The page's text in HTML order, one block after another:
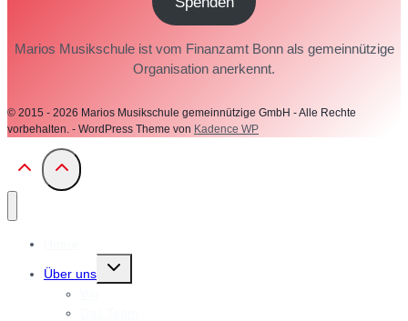
Marios Musikschule ist vom Finanzamt Bonn als gemeinnützige
Organisation anerkennt.
© 2015 - 2026 Marios Musikschule gemeinnützige GmbH - Alle Rechte
vorbehalten. - WordPress Theme von Kadence WP
Über uns
Untermenü